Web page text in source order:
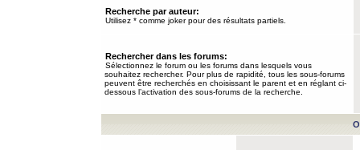
Recherche par auteur:
Utilisez * comme joker pour des résultats partiels.
Rechercher dans les forums:
Sélectionnez le forum ou les forums dans lesquels vous
souhaitez rechercher. Pour plus de rapidité, tous les sous-forums
peuvent être recherchés en choisissant le parent et en réglant ci-
dessous l’activation des sous-forums de la recherche.